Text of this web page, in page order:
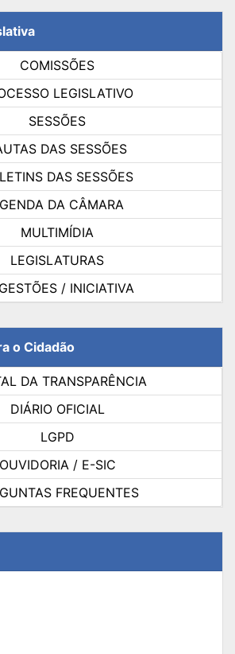
COMISSÕES
LEGISLATIVO
SESSÕES
DAS SESSÕES
DAS SESSÕES
DA CÂMARA
MULTIMÍDIA
LEGISLATURAS
/ INICIATIVA
o Cidadão
DA TRANSPARÊNCIA
DIÁRIO OFICIAL
LGPD
OUVIDORIA / E-SIC
FREQUENTES